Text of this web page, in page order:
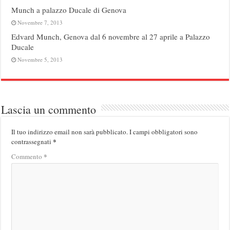
Munch a palazzo Ducale di Genova
Novembre 7, 2013
Edvard Munch, Genova dal 6 novembre al 27 aprile a Palazzo
Ducale
Novembre 5, 2013
Lascia un commento
Il tuo indirizzo email non sarà pubblicato.I campi obbligatori sono
contrassegnati*
Commento *